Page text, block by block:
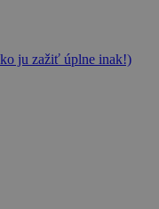
ju zažiť úplne inak!)